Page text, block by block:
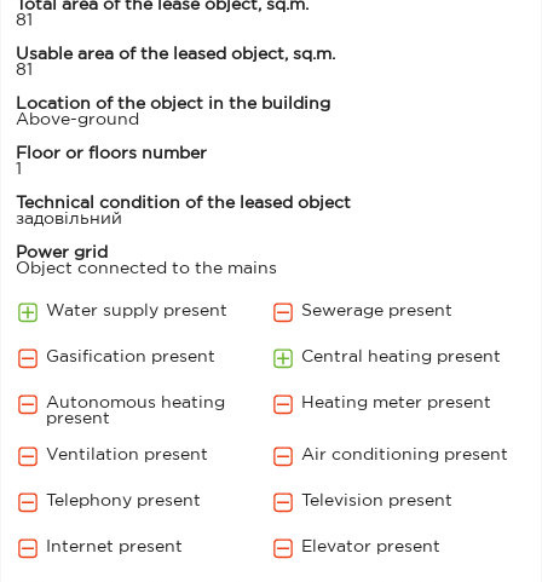
Total area of the lease object, sq.m.
81
Usable area of ​​the leased object, sq.m.
81
Location of the object in the building
Above-ground
Floor or floors number
1
Technical condition of the leased object
задовільний
Power grid
Object connected to the mains
Water supply present Sewerage present
Gasification present Central heating present
Autonomous heating
present
Heating meter present
Ventilation present Air conditioning present
Telephony present Television present
Internet present Elevator present